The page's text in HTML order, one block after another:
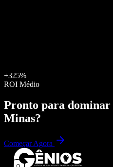
+325%
ROI Médio
Pronto para dominar
Minas?
Começar Agora